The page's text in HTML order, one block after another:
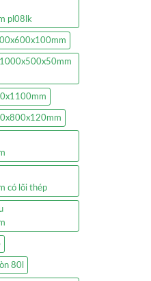
pl08lk
có lõi thép
80l